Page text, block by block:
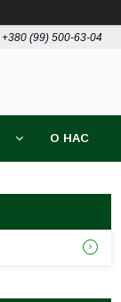
+380 (99) 500-63-04
О НАС